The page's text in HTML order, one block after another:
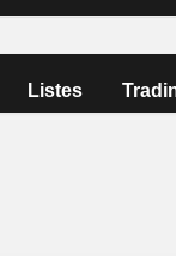
Listes